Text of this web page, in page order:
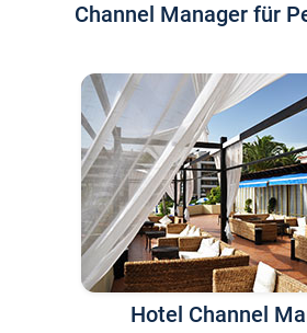
Channel Manager für
Hotel Channel